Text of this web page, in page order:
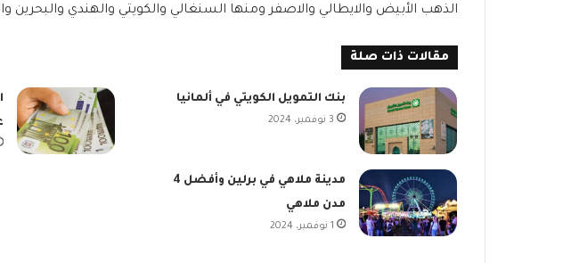
الذهب الأبيض والايطالي والاصفر ومنها السنغالي والكويتي والهندي
مقالات ذات صلة
بنك التمويل الكويتي في ألمانيا
3 نوفمبر، 2024
مدينة ملاهي في برلين وأفضل 4
مدن ملاهي
1 نوفمبر، 2024